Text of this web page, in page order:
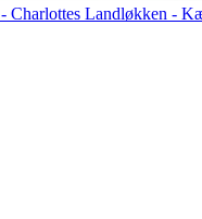
- Charlottes Landløkken -